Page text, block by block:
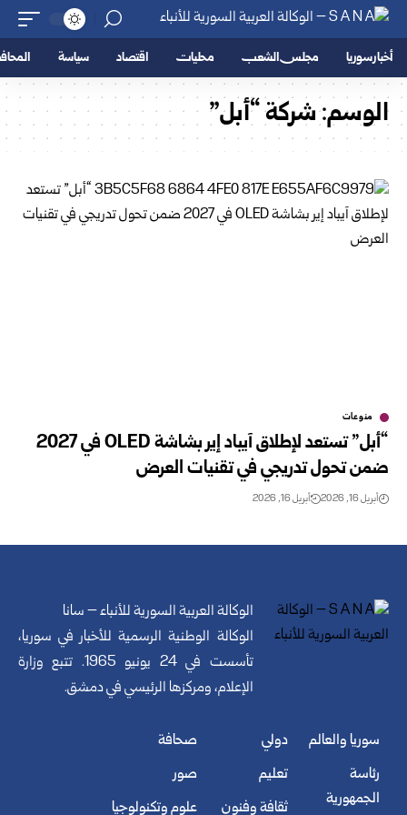
أخبار سوريا مجلس الشعب محليات اقتصاد سياسة
الوسم:شركة “أبل”
منوعات
“أبل” تستعد لإطلاق آيباد إير بشاشة OLED في 2027
ضمن تحول تدريجي في تقنيات العرض
أبريل 16, 2026 أبريل 16, 2026
الوكالة العربية السورية للأنباء – سانا
الوكالة الوطنية الرسمية للأخبار في سوريا،
تأسست في 24 يونيو 1965. تتبع وزارة
الإعلام، ومركزها الرئيسي في دمشق.
سوريا والعالم
رئاسة
الجمهورية
دولي
تعليم
ثقافة وفنون
صحافة
صور
علوم وتكنولوجيا